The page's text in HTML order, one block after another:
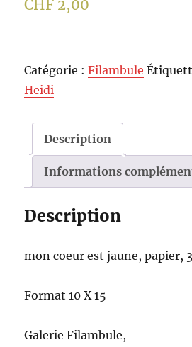
CHF 2,00
Catégorie :Filambule
Heidi
Description
Informations
Description
mon coeur est jaune, papi­er,
For­mat 10 X 15
Galerie Fil­am­bule,